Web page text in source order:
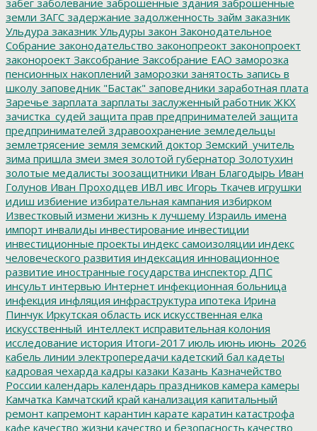
земли ЗАГС задержание задолженность займ заказник
Ульдура заказник Ульдуры закон Законодательное
Собрание законодательство законопреокт законопроект
законороект Заксобрание Заксобрание ЕАО заморозка
пенсионных накоплений заморозки занятость запись в
школу заповедник "Бастак" заповедники заработная плата
Заречье зарплата зарплаты заслуженный работник ЖКХ
зачистка_судей защита прав предпринимателей защита
предпринимателей здравоохранение земледельцы
землетрясение земля земский доктор Земский_учитель
зима пришла змеи змея золотой губернатор Золотухин
золотые медалисты зоозащитники Иван Благодырь Иван
Голунов Иван Проходцев ИВЛ ивс Игорь Ткачев игрушки
идиш избиение избирательная кампания избирком
Известковый измени жизнь к лучшему Израиль имена
импорт инвалиды инвестирование инвестиции
инвестиционные проекты индекс самоизоляции индекс
человеческого развития индексация инновационное
развитие иностранные государства инспектор ДПС
инсульт интервью Интернет инфекционная больница
инфекция инфляция инфраструктура ипотека Ирина
Пинчук Иркутская область иск искусственная елка
искусственный_интеллект исправительная колония
исследование история Итоги-2017 июль июнь июнь_2026
кабель линии электропередачи кадетский бал кадеты
кадровая чехарда кадры казаки Казань Казначейство
России календарь календарь праздников камера камеры
Камчатка Камчатский край канализация капитальный
ремонт капремонт карантин карате каратин катастрофа
кафе качество жизни качество и безопасность качество